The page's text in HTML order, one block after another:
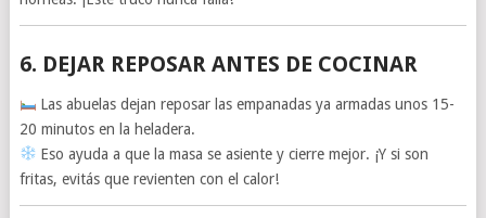
6. DEJAR REPOSAR ANTES DE COCINAR
Las abuelas dejan reposar las empanadas ya armadas unos 15-
20 minutos en la heladera.
Eso ayuda a que la masa se asiente y cierre mejor. ¡Y si son
fritas, evitás que revienten con el calor!